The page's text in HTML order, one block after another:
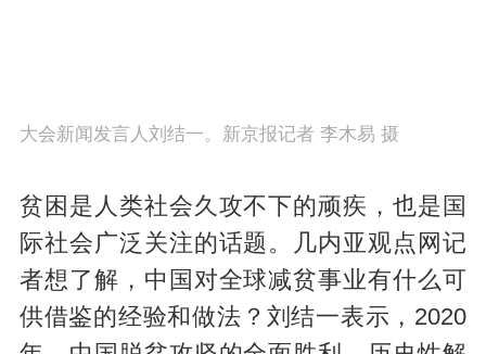
大会新闻发言人刘结一。新京报记者 李木易 摄
贫困是人类社会久攻不下的顽疾，也是国
际社会广泛关注的话题。几内亚观点网记
者想了解，中国对全球减贫事业有什么可
供借鉴的经验和做法？刘结一表示，2020